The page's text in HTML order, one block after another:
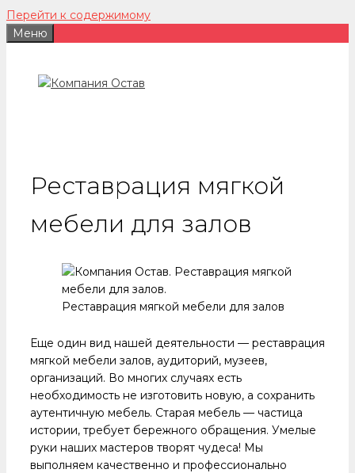
Перейти к содержимому
Меню
Реставрация мягкой
мебели для залов
Реставрация мягкой мебели для залов
Еще один вид нашей деятельности — реставрация
мягкой мебели залов, аудиторий, музеев,
организаций. Во многих случаях есть
необходимость не изготовить новую, а сохранить
аутентичную мебель. Старая мебель — частица
истории, требует бережного обращения. Умелые
руки наших мастеров творят чудеса! Мы
выполняем качественно и профессионально